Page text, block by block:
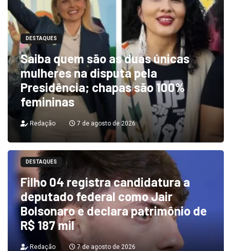
DESTAQUES
Saiba quem são as duas únicas
mulheres na disputa pela
Presidência; chapas são 100%
femininas
Redação 7 de agosto de 2026
DESTAQUES
Filho 04 registra candidatura a
deputado federal como Jair
Bolsonaro e declara patrimônio de
R$ 187 mil
Redação 7 de agosto de 2026